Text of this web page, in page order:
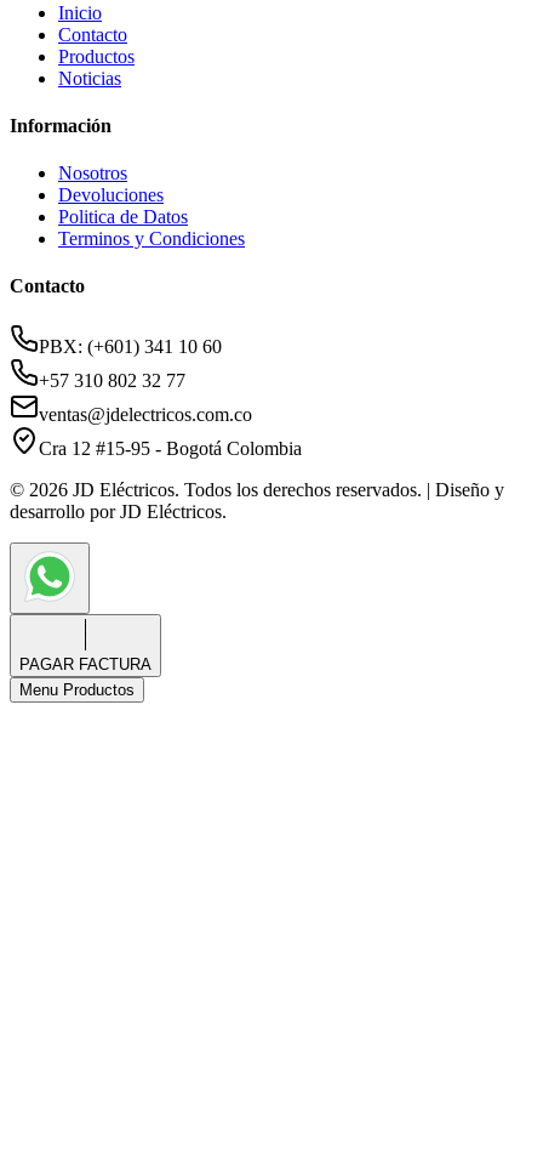
Inicio
Contacto
Productos
Noticias
Información
Nosotros
Devoluciones
Politica de Datos
Terminos y Condiciones
Contacto
PBX: (+601) 341 10 60
+57 310 802 32 77
ventas@jdelectricos.com.co
Cra 12 #15-95 - Bogotá Colombia
© 2026 JD Eléctricos. Todos los derechos reservados. | Diseño y
desarrollo por JD Eléctricos.
PAGAR FACTURA
Menu Productos